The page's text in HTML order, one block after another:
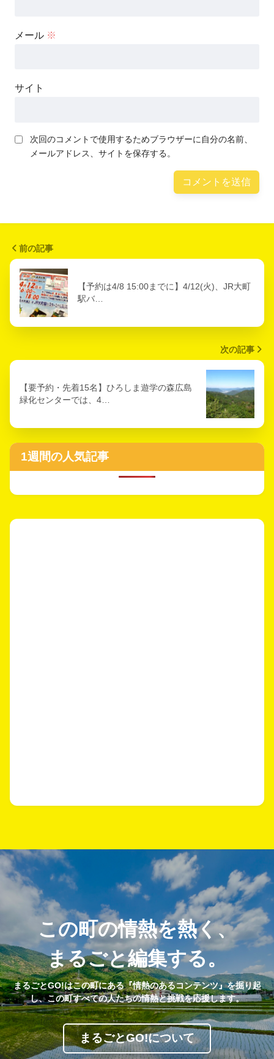
メール ※
サイト
次回のコメントで使用するためブラウザーに自分の名前、
メールアドレス、サイトを保存する。
前の記事
【予約は4/8 15:00までに】4/12(火)、JR大町
駅バ…
次の記事
【要予約・先着15名】ひろしま遊学の森広島
緑化センターでは、4…
1週間の人気記事
この町の情熱を熱く、
まるごと編集する。
まるごとGO!はこの町にある『情熱のあるコンテンツ』を掘り起
し、この町すべての人たちの情熱と挑戦を応援します。
まるごとGO!について